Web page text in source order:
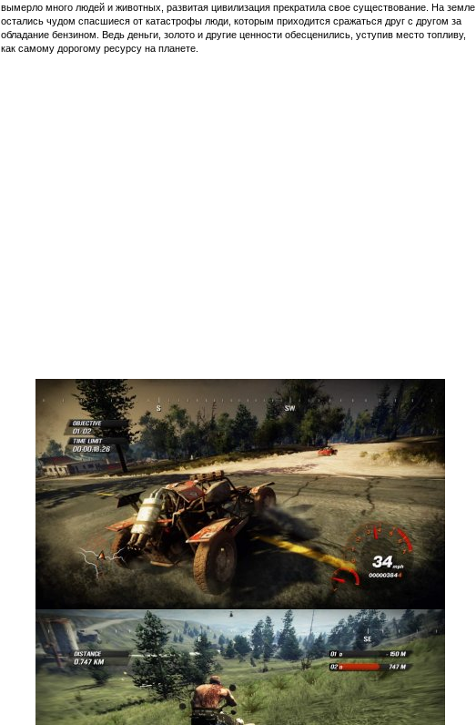
вымерло много людей и животных, развитая цивилизация прекратила свое существование. На земле
остались чудом спасшиеся от катастрофы люди, которым приходится сражаться друг с другом за
обладание бензином. Ведь деньги, золото и другие ценности обесценились, уступив место топливу,
как самому дорогому ресурсу на планете.